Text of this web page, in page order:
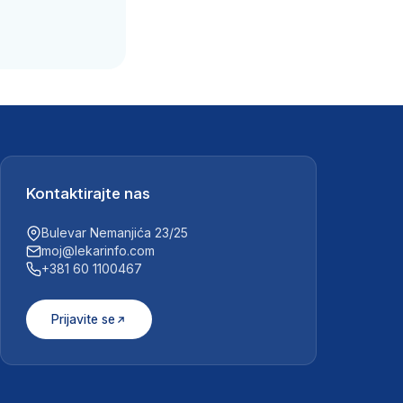
Kontaktirajte nas
Bulevar Nemanjića 23/25
moj@lekarinfo.com
+381 60 1100467
Prijavite se